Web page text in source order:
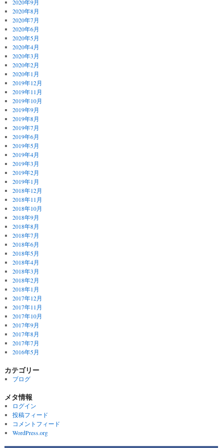
2020年9月
2020年8月
2020年7月
2020年6月
2020年5月
2020年4月
2020年3月
2020年2月
2020年1月
2019年12月
2019年11月
2019年10月
2019年9月
2019年8月
2019年7月
2019年6月
2019年5月
2019年4月
2019年3月
2019年2月
2019年1月
2018年12月
2018年11月
2018年10月
2018年9月
2018年8月
2018年7月
2018年6月
2018年5月
2018年4月
2018年3月
2018年2月
2018年1月
2017年12月
2017年11月
2017年10月
2017年9月
2017年8月
2017年7月
2016年5月
カテゴリー
ブログ
メタ情報
ログイン
投稿フィード
コメントフィード
WordPress.org